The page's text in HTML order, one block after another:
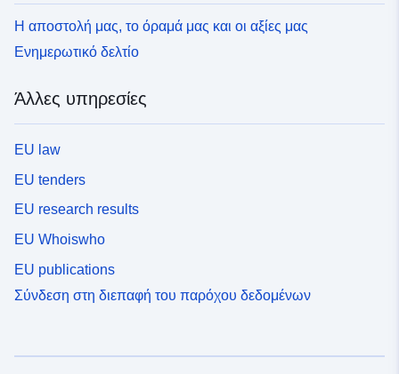
Η αποστολή μας, το όραμά μας και οι αξίες μας
Ενημερωτικό δελτίο
Άλλες υπηρεσίες
EU law
EU tenders
EU research results
EU Whoiswho
EU publications
Σύνδεση στη διεπαφή του παρόχου δεδομένων